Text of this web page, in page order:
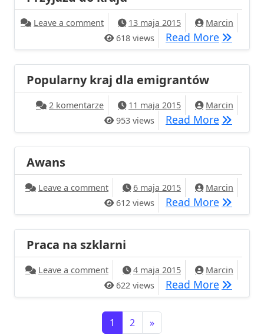
Leave a commenton Przyjazd do kraju
13 maja 2015
Marcin
618 views
Read More
Popularny kraj dla emigrantów
2 komentarze do Popularny kraj dla emigrantów
11 maja 2015
Marcin
953 views
Read More
Awans
Leave a commenton Awans6 maja 2015
Marcin
612 views
Read More Awans
Praca na szklarni
Leave a commenton Praca na szklarni
4 maja 2015
Marcin
622 views
Read More Praca
Nawigacja po wpisach
1 2 »